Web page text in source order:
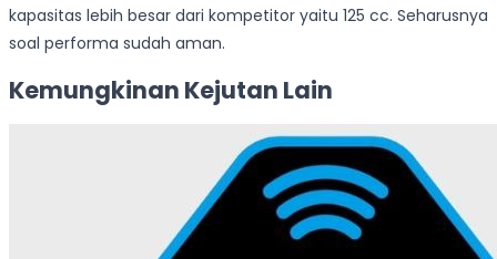
kapasitas lebih besar dari kompetitor yaitu 125 cc. Seharusnya
soal performa sudah aman.
Kemungkinan Kejutan Lain